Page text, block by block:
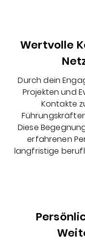
Wertvolle
Durch dein
Projekten und
Kontakte
Diese
erfahrenen
langfristige